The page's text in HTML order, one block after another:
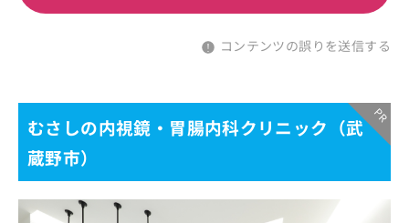
コンテンツの誤りを送信する
むさしの内視鏡・胃腸内科クリニック（武
蔵野市）